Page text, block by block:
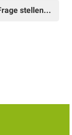
stellen...